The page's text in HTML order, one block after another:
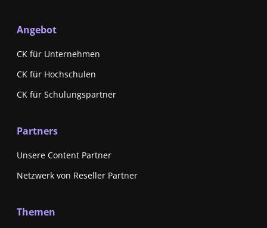
Angebot
CK für Unternehmen
CK für Hochschulen
CK für Schulungspartner
Partners
Unsere Content Partner
Netzwerk von Reseller Partner
Themen